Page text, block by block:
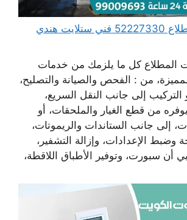
فني ستلايت المطلاع 52227330 فني ستلايت هندي
المطلاع كل ما يلزمك من خدمات
من : الفحص والصيانة والتصليح،
إلى جانب النقل السريع،
من قطع الغيار والملحقات، أو
إلى جانب الستاندات والريموتات،
وضبط الإعدادات، وإزالة التشفير،
أن سبورت، وتوفير الأطباق اللاقطة،